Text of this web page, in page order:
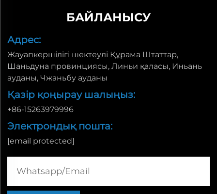
БАЙЛАНЫСУ
Адрес:
Жауапкершілігі шектеулі Құрама Штаттар,
Шаньдуна провинциясы, Линьи қаласы, Иньань
ауданы, Чжаньбу ауданы
Қазір қоңырау шалыңыз:
+86-15263979996
Электрондық пошта:
[email protected]